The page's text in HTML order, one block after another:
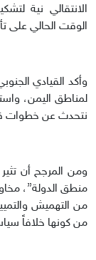
الانتقالي نية
الوقت الحالي على
وأكد القيادي
لمناطق اليمن،
نتحدث عن خطوات
ومن المرجح أن
منطق الدولة”،
من التهميش
من كونها خلافاً